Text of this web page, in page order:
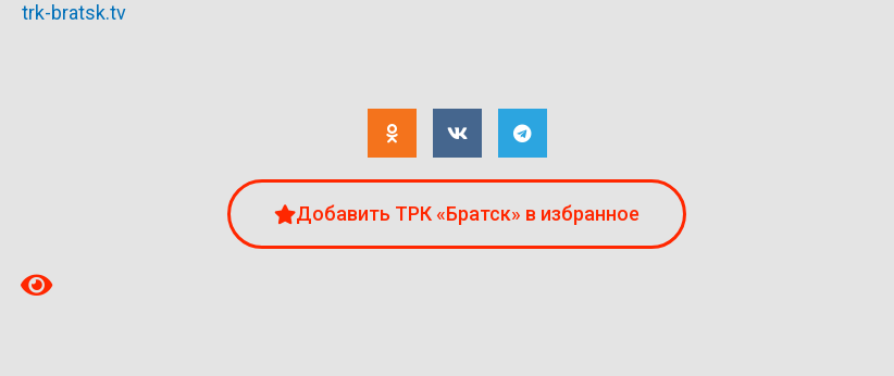
trk-bratsk.tv
Добавить ТРК «Братск» в избранное